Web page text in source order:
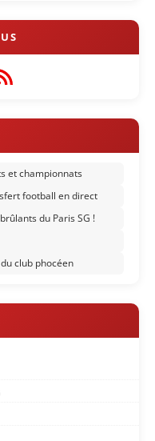
RSS
et championnats
football en direct
du Paris SG !
club phocéen